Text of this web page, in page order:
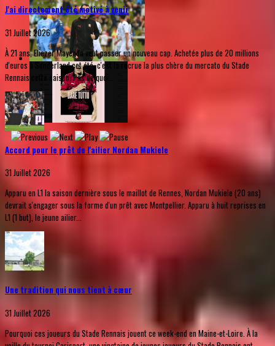
J'ai directement été motivé à venir
31 Juillet 2026
À 21 ans, Eliezer Mayenda veut passer un nouveau cap. Achetée plus de 20 millions
d'euros à Sunderland cet été, c'est la recrue la plus chère du mercato du Stade
Rennais cette saison. Pas de quoi...
Accord pour le prêt de l'ailier Nordan Mukiele
31 Juillet 2026
Apparu en L1 la saison dernière sous le maillot de Rennes, Nordan Mukiele (20 ans)
devrait s'engager sous la forme d'un prêt avec Montpellier. Apparu à huit reprises en
L1 (1 but), le jeune ailier...
Une tradition qui nous tient à cœur
31 Juillet 2026
Pourquoi ces joueurs du Stade Rennais jouent ce week-end en Maine-et-Loire. À la